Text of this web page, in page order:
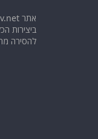
ביצירות
להסירה